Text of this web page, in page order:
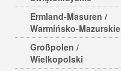
Ermland-Masuren /
Warmińsko-Mazurskie
Großpolen /
Wielkopolski